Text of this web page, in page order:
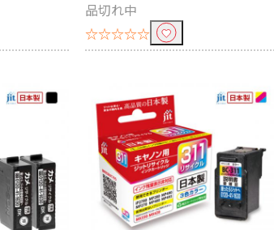
品切れ中
☆☆☆☆☆
EPSON｜エプソン
ン用 EPSON｜エプソン用 リコー
ソン
で絞り込む